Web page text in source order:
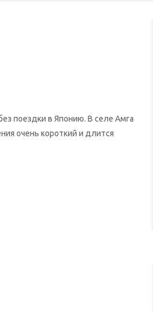
поездки в Японию. В селе Амга
очень короткий и длится